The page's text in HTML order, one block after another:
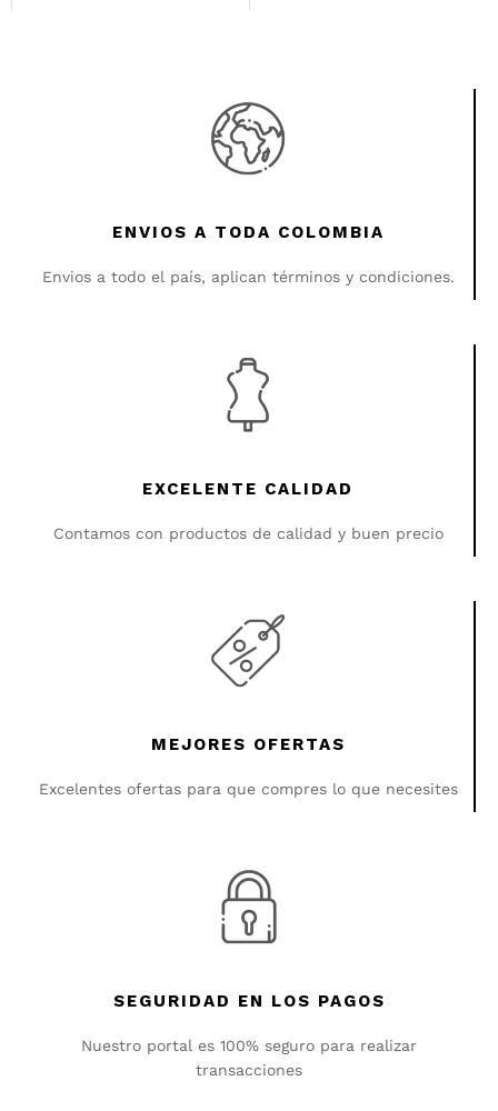
ENVIOS A TODA COLOMBIA
Envios a todo el país, aplican términos y condiciones.
EXCELENTE CALIDAD
Contamos con productos de calidad y buen precio
MEJORES OFERTAS
Excelentes ofertas para que compres lo que necesites
SEGURIDAD EN LOS PAGOS
Nuestro portal es 100% seguro para realizar
transacciones